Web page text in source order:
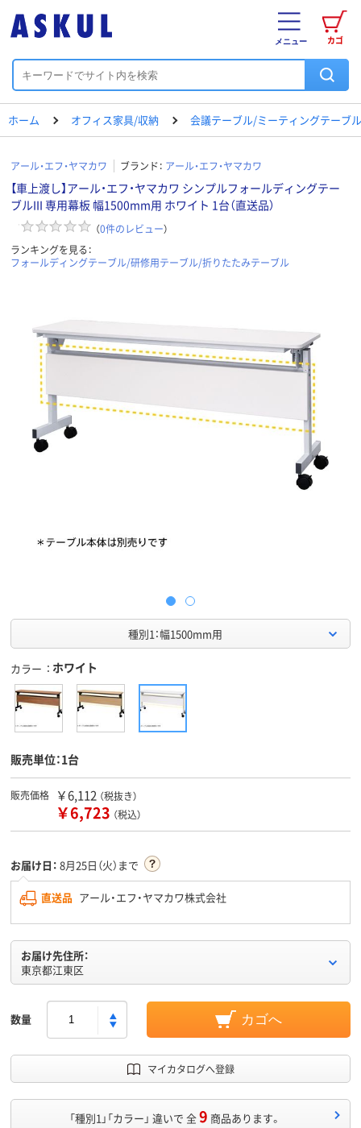
カゴ
メニュー
ホーム オフィス家具/収納 会議テーブル/ミーティングテーブル
アール・エフ・ヤマカワ ブランド： アール・エフ・ヤマカワ
【車上渡し】アール・エフ・ヤマカワ シンプルフォールディングテー
ブルIII 専用幕板 幅1500mm用 ホワイト 1台（直送品）
（0件のレビュー）
ランキングを見る：
フォールディングテーブル/研修用テーブル/折りたたみテーブル
種別1：幅1500mm用
カラー ホワイト
販売単位：1台
販売価格 ￥6,112 （税抜き）
￥6,723 （税込）
お届け日： 8月25日（火）まで
直送品 アール・エフ・ヤマカワ株式会社
お届け先住所：
東京都江東区
数量 カゴへ
マイカタログへ登録
「種別1」「カラー」 違いで 全9 商品あります。